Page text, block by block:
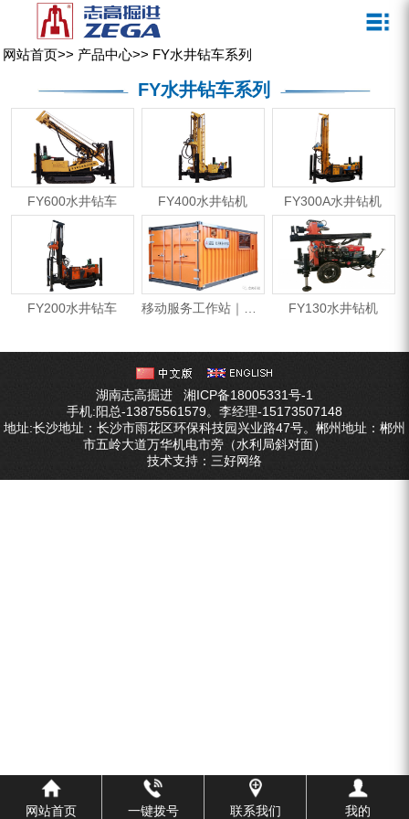
发展历程
资质荣誉
宣传视频
行业动态
ZEGA地下掘进台车
ZEGA小型一体式露天钻机
ZEGA全液压顶锤钻机
ZEGA水井钻机
零配件
锚固钻机系列
KQZ水井钻机系列
ZEGA分体式露天钻机
水井专用螺杆空压机
服务中心
营销网络
网站首页>> 产品中心>> FY水井钻车系列
FY水井钻车系列
FY600水井钻车 FY400水井钻机 FY300A水井钻机
FY200水井钻车 FY130水井钻机
湖南志高掘进 湘ICP备18005331号-1
手机:阳总-13875561579。李经理-15173507148
地址:长沙地址：长沙市雨花区环保科技园兴业路47号。郴州地址：郴州
市五岭大道万华机电市旁（水利局斜对面）
技术支持： 三好网络
网站首页 一键拨号 联系我们 我的